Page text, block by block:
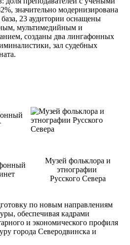
значительно модернизирована
23 аудитории оснащены
мультимедийным и
созданы два лингафонных
зал судебных
Музей фольклора и
этнографии
Русского Севера
по новым направлениям
обеспечивая кадрами
и экономического профиля
города Северодвинска и